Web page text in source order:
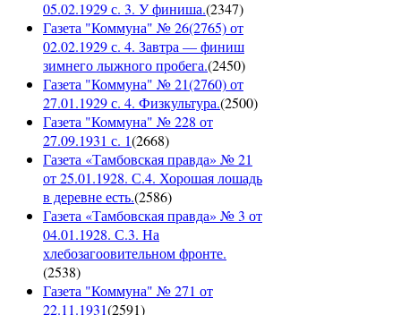
05.02.1929 с. 3. У финиша.(2347)
Газета "Коммуна" № 26(2765) от
02.02.1929 с. 4. Завтра — финиш
зимнего лыжного пробега.(2450)
Газета "Коммуна" № 21(2760) от
27.01.1929 с. 4. Физкультура.(2500)
Газета "Коммуна" № 228 от
27.09.1931 с. 1(2668)
Газета «Тамбовская правда» № 21
от 25.01.1928. С.4. Хорошая лошадь
в деревне есть.(2586)
Газета «Тамбовская правда» № 3 от
04.01.1928. С.3. На
хлебозагоовительном фронте.
(2538)
Газета "Коммуна" № 271 от
22.11.1931(2591)